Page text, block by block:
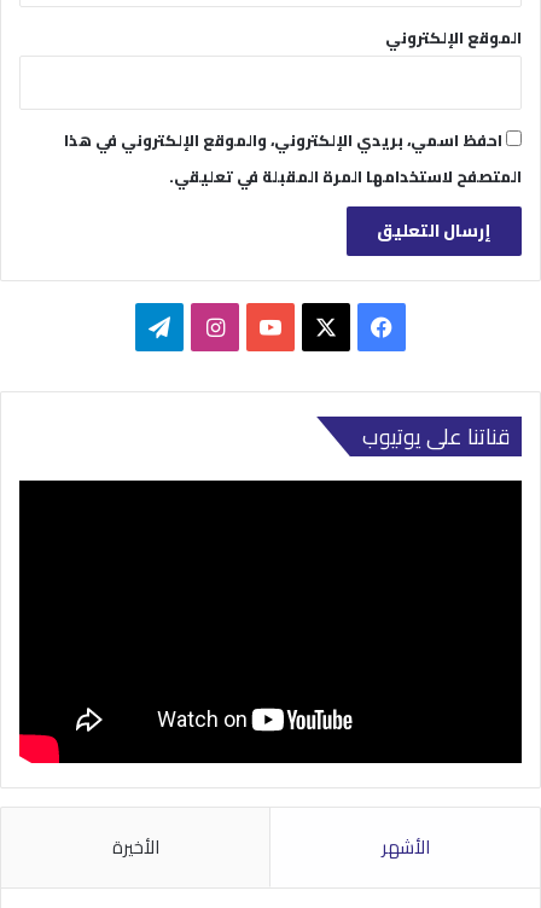
الموقع الإلكتروني
احفظ اسمي، بريدي الإلكتروني، والموقع الإلكتروني في هذا
المتصفح لاستخدامها المرة المقبلة في تعليقي.
فيسبوك ‫YouTubeانستقرامتيلقرام
قناتنا على يوتيوب
الأشهر الأخيرة